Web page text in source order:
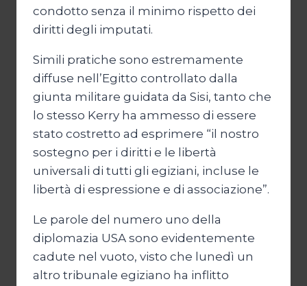
condotto senza il minimo rispetto dei
diritti degli imputati.
Simili pratiche sono estremamente
diffuse nell’Egitto controllato dalla
giunta militare guidata da Sisi, tanto che
lo stesso Kerry ha ammesso di essere
stato costretto ad esprimere “il nostro
sostegno per i diritti e le libertà
universali di tutti gli egiziani, incluse le
libertà di espressione e di associazione”.
Le parole del numero uno della
diplomazia USA sono evidentemente
cadute nel vuoto, visto che lunedì un
altro tribunale egiziano ha inflitto